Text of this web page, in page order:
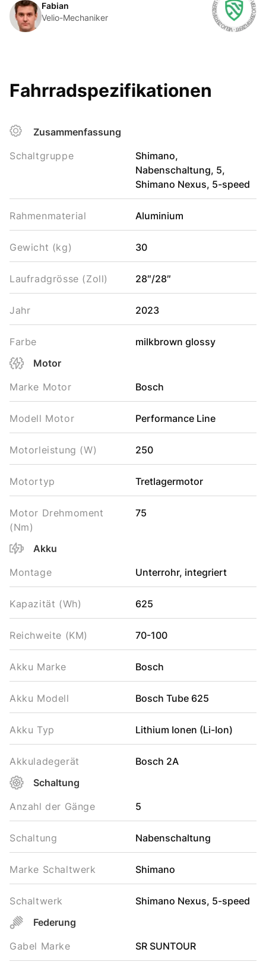
Fabian
Velio-Mechaniker
Fahrradspezifikationen
Zusammenfassung
Schaltgruppe
Shimano,
Nabenschaltung, 5,
Shimano Nexus, 5-speed
Rahmenmaterial Aluminium
Gewicht (kg) 30
Laufradgrösse (Zoll) 28″/28″
Jahr 2023
Farbe
milkbrown glossy
Motor
Marke Motor
Bosch
Modell Motor Performance Line
Motorleistung (W) 250
Motortyp Tretlagermotor
Motor Drehmoment
(Nm)
75
Akku
Montage
Unterrohr, integriert
Kapazität (Wh) 625
Reichweite (KM) 70-100
Akku Marke Bosch
Akku Modell Bosch Tube 625
Akku Typ Lithium Ionen (Li-Ion)
Akkuladegerät
Bosch 2A
Schaltung
Anzahl der Gänge
5
Schaltung Nabenschaltung
Marke Schaltwerk Shimano
Schaltwerk
Shimano Nexus, 5-speed
Federung
Gabel Marke
SR SUNTOUR